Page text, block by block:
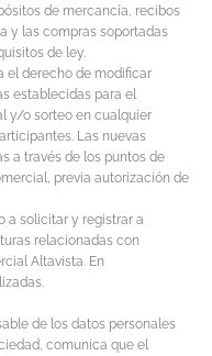
de mercancía, recibos
y las compras soportadas
de ley.
el derecho de modificar
establecidas para el
y/o sorteo en cualquier
Las nuevas
a través de los puntos de
previa autorización de
a solicitar y registrar a
relacionadas con
Altavista. En
de los datos personales
comunica que el